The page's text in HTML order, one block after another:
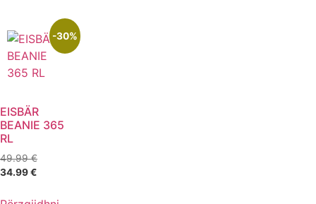
-30%
EISBÄR
BEANIE 365
RL
49.99€
34.99€